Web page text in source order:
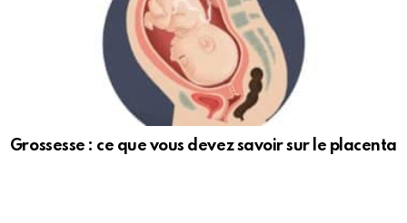
Grossesse : ce que vous devez savoir sur le placenta